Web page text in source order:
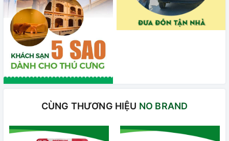
CÙNG THƯƠNG HIỆU NO BRAND